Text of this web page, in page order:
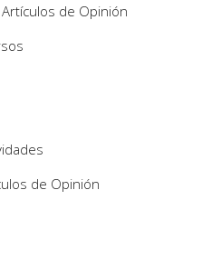
de Opinión
de Opinión